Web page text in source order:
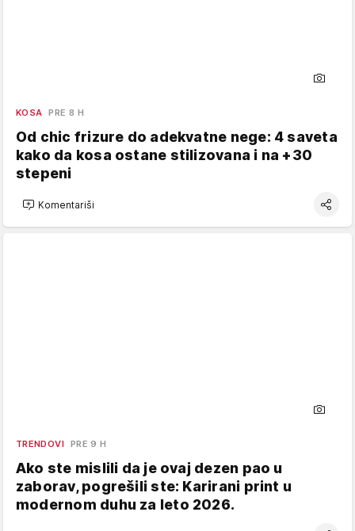
KOSA PRE 8 H
Od chic frizure do adekvatne nege: 4 saveta
kako da kosa ostane stilizovana i na +30
stepeni
Komentariši
TRENDOVI PRE 9 H
Ako ste mislili da je ovaj dezen pao u
zaborav, pogrešili ste: Karirani print u
modernom duhu za leto 2026.